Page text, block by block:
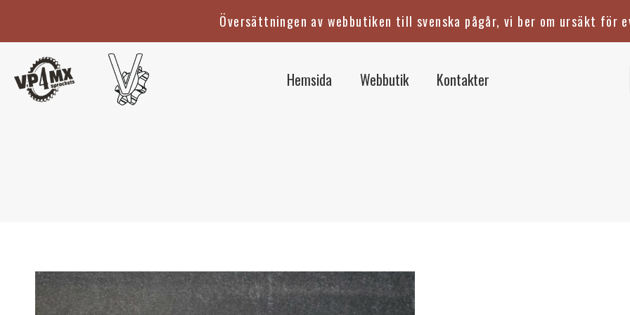
innehåll
Översättningen av webbutiken till svenska pågår, vi ber om ursäkt för
Hemsida Webbutik Kontakter